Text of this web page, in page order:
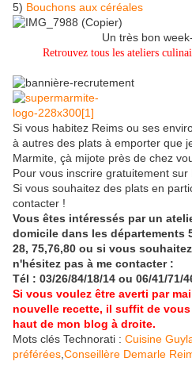
5) Bouchons aux céréales
Un très bon
Retrouvez tous les ateliers
Si vous habitez Reims ou ses
à autres des plats à emporter que
Marmite, çà mijote près de chez
Pour vous inscrire gratuitement sur
Si vous souhaitez des plats en
contacter !
Vous êtes intéressés par un
domicile dans les départements
28, 75,76,80 ou si vous
n'hésitez pas à me contacter :
Tél : 03/26/84/18/14 ou 06/41/71/
Si vous voulez être averti par
nouvelle recette, il suffit de
haut de mon blog à droite.
Mots clés Technorati : Cuisine
préférées Conseillère Demarle